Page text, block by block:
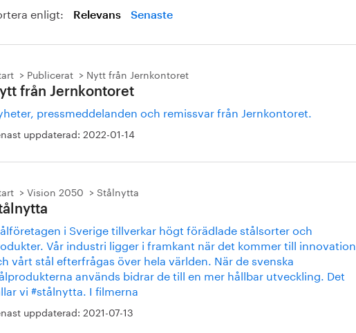
enligt: Relevans Senaste
Publicerat Nytt från Jernkontoret
från Jernkontoret
pressmeddelanden och remissvar från Jernkontoret.
uppdaterad: 2022-01-14
Vision 2050 Stålnytta
i Sverige tillverkar högt förädlade stålsorter och
Vår industri ligger i framkant när det kommer till innovation
vårt stål efterfrågas över hela världen. När de svenska
används bidrar de till en mer hållbar utveckling. Det
vi #stålnytta. I filmerna
uppdaterad: 2021-07-13